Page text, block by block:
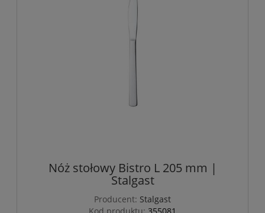
Nóż stołowy Bistro L 205 mm |
Stalgast
Producent: Stalgast